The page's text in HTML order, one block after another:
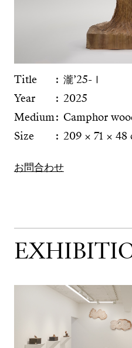
Title
瀧’25-Ⅰ
Year
2025
Medium Camphor
Size
209 × 71 × 48
お問合わせ